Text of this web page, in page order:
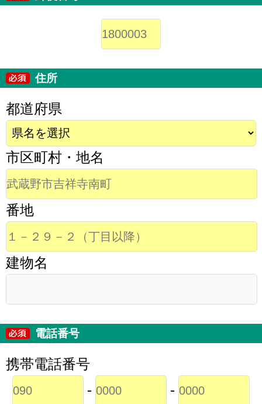
住所
都道府県
市区町村・地名
番地
建物名
電話番号
携帯電話番号
-
-